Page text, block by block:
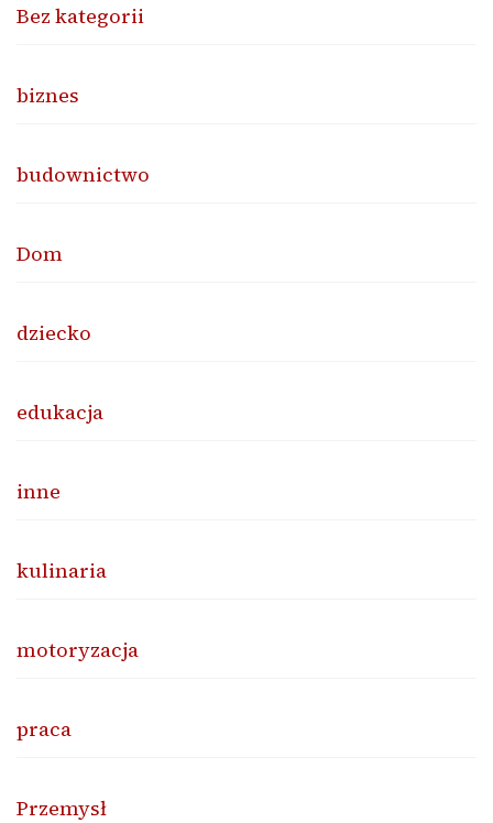
Bez kategorii
biznes
budownictwo
Dom
dziecko
edukacja
inne
kulinaria
motoryzacja
praca
Przemysł